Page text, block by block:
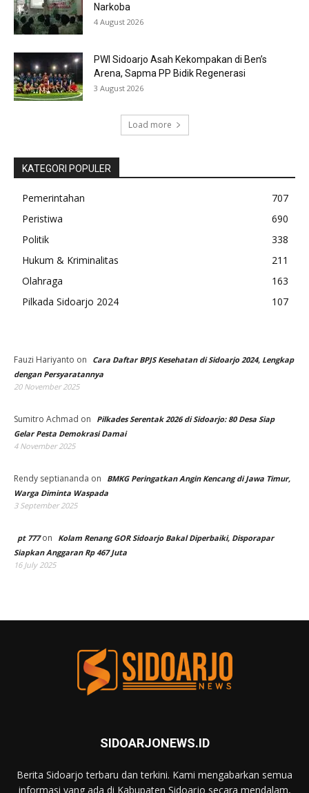
Narkoba
4 August 2026
PWI Sidoarjo Asah Kekompakan di Ben’s
Arena, Sapma PP Bidik Regenerasi
3 August 2026
Load more
KATEGORI POPULER
Pemerintahan
707
Peristiwa
690
Politik
338
Hukum & Kriminalitas
211
Olahraga
163
Pilkada Sidoarjo 2024
107
Fauzi Hariyanto on
Cara Daftar BPJS Kesehatan di Sidoarjo 2024, Lengkap
dengan Persyaratannya
20 November 2025
Sumitro Achmad on
Pilkades Serentak 2026 di Sidoarjo: 80 Desa Siap
Gelar Pesta Demokrasi Damai
4 November 2025
Rendy septiananda on
BMKG Peringatkan Angin Kencang di Jawa Timur,
Warga Diminta Waspada
3 September 2025
pt 777on
Kolam Renang GOR Sidoarjo Bakal Diperbaiki, Disporapar
Siapkan Anggaran Rp 467 Juta
16 July 2025
SIDOARJONEWS.ID
Berita Sidoarjo terbaru dan terkini. Kami mengabarkan semua
informasi yang ada di Kabupaten Sidoarjo secara mendalam,